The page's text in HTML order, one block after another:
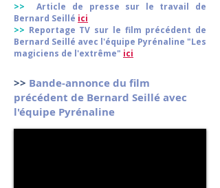
>>
Article de presse sur le travail de
Bernard Seillé ici
>> Reportage TV sur le film précédent de
Bernard Seillé avec l'équipe Pyrénaline "Les
magiciens de l'extrême" ici
>> Bande-annonce du film
précédent de Bernard Seillé avec
l'équipe Pyrénaline